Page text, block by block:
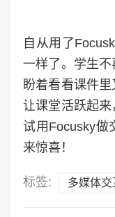
自从用了
一样了。学生不
盼着看看课件
让课堂活跃起
试用Focusky做
来惊喜！
标签: 多媒体